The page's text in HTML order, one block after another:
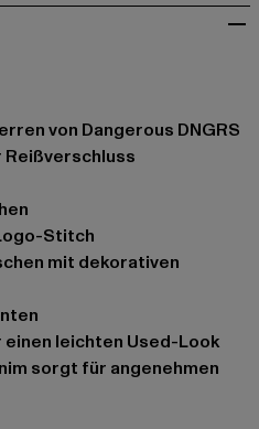
von Dangerous DNGRS
Reißverschluss
Stitch
einen leichten Used-Look